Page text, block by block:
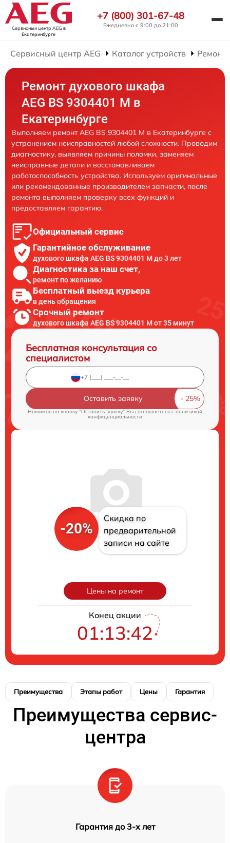
Сервисный центр AEG в
Екатеринбурге
+7 (800) 301-67-48
Ежедневно с 9:00 до 21:00
Сервисный центр AEG Каталог устройств
Ремонт духового шкафа
AEG BS 9304401 M в
Екатеринбурге
Выполняем ремонт AEG BS 9304401 M в Екатеринбурге с
устранением неисправностей любой сложности. Проводим
диагностику, выявляем причины поломки, заменяем
неисправные детали и восстанавливаем
работоспособность устройства. Используем оригинальные
или рекомендованные производителем запчасти, после
ремонта выполняем проверку всех функций и
предоставляем гарантию.
Официальный сервис
Гарантийное обслуживание
духового шкафа AEG BS 9304401 M до 3 лет
Диагностика за наш счет,
ремонт по желанию
Бесплатный выезд курьера
в день обращения
Срочный ремонт
духового шкафа AEG BS 9304401 M от 35 минут
Бесплатная консультация со
специалистом
Оставить заявку
Нажимая на кнопку "Оставить заявку" Вы соглашаетесь cполитикой
конфиденциальности
-20%
Скидка по
предварительной
записи на сайте
Цены на ремонт
Конец акции
01:13:41
Преимущества Этапы работ Цены Гарантия
Преимущества сервис-
центра
Гарантия до 3-х лет